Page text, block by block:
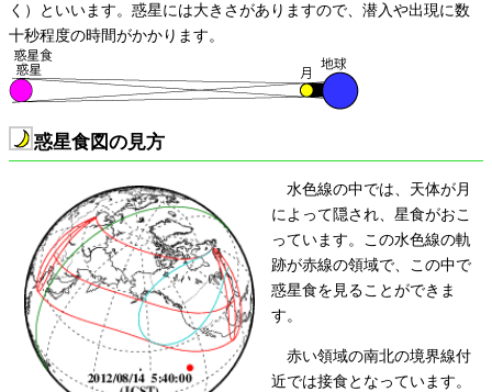
く）といいます。惑星には大きさがありますので、潜入や出現に数
十秒程度の時間がかかります。
惑星食図の見方
水色線の中では、天体が月
によって隠され、星食がおこ
っています。この水色線の軌
跡が赤線の領域で、この中で
惑星食を見ることができま
す。
赤い領域の南北の境界線付
近では接食となっています。